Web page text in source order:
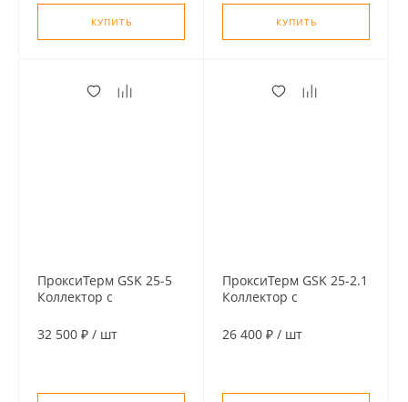
КУПИТЬ КУПИТЬ
ПроксиТерм GSK 25-5
Коллектор с
разделителем
32 500 ₽ / шт
ПроксиТерм GSK 25-2.1
Коллектор с
разделителем
26 400 ₽ / шт